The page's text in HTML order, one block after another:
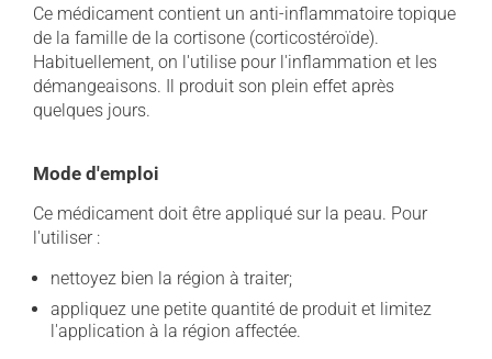
Ce médicament contient un anti-inflammatoire topique
de la famille de la cortisone (corticostéroïde).
Habituellement, on l'utilise pour l'inflammation et les
démangeaisons. Il produit son plein effet après
quelques jours.
Mode d'emploi
Ce médicament doit être appliqué sur la peau. Pour
l'utiliser :
nettoyez bien la région à traiter;
appliquez une petite quantité de produit et limitez
l'application à la région affectée.